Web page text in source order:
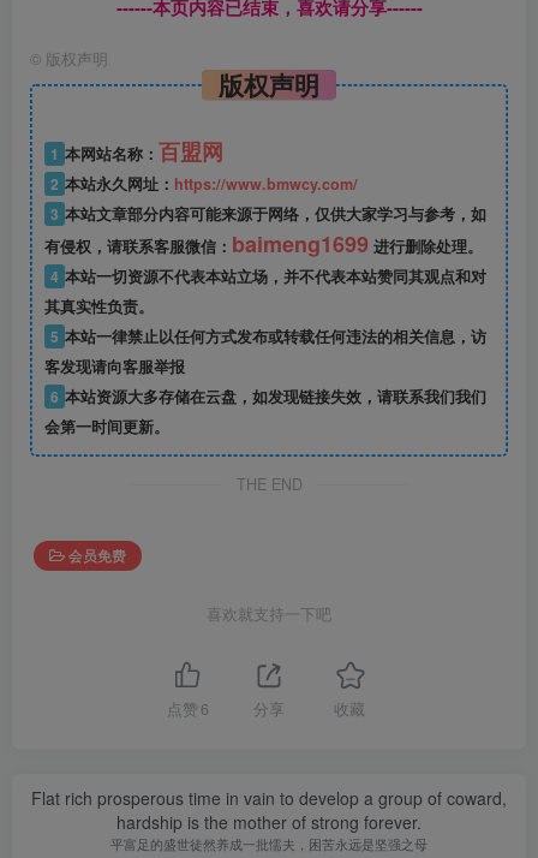
------本页内容已结束，喜欢请分享------
© 版权声明
版权声明
1 本网站名称： 百盟网
2 本站永久网址： https://www.bmwcy.com/
3 本站文章部分内容可能来源于网络，仅供大家学习与参考，如
有侵权，请联系客服微信： baimeng1699 进行删除处理。
4 本站一切资源不代表本站立场，并不代表本站赞同其观点和对
其真实性负责。
5 本站一律禁止以任何方式发布或转载任何违法的相关信息，访
客发现请向客服举报
6 本站资源大多存储在云盘，如发现链接失效，请联系我们我们
会第一时间更新。
THE END
会员免费
喜欢就支持一下吧
点赞 6 分享 收藏
Flat rich prosperous time in vain to develop a group of coward,
hardship is the mother of strong forever.
平富足的盛世徒然养成一批懦夫，困苦永远是坚强之母